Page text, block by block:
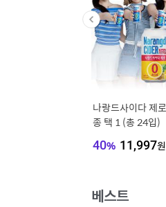
좋
나랑드사이다 제
종 택 1 (총 24입)
40% 11,997원
베스트